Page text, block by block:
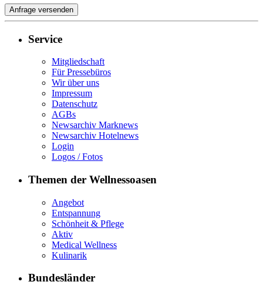
Service
Mitgliedschaft
Für Pressebüros
Wir über uns
Impressum
Datenschutz
AGBs
Newsarchiv Marknews
Newsarchiv Hotelnews
Login
Logos / Fotos
Themen der Wellnessoasen
Angebot
Entspannung
Schönheit & Pflege
Aktiv
Medical Wellness
Kulinarik
Bundesländer